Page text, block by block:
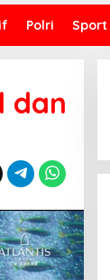
Polri Sport
dan